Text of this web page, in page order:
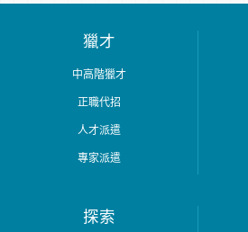
如果您立志成為專業的招募顧
才，IMC精英是您最好的發揮舞
我們的工作環境很友善活潑，
性；工作步調將會充滿變化，
#歡迎應屆畢業生#無招募經驗
獵才
中高階獵才
正職代招
人才派遣
專家派遣
探索